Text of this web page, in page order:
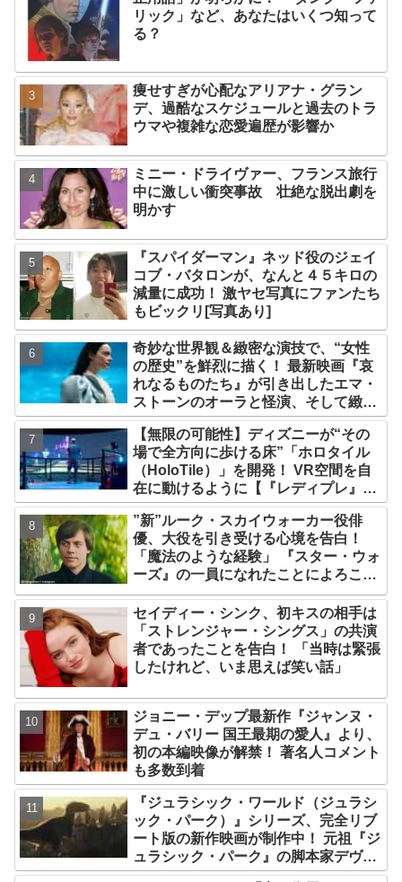
リック」など、あなたはいくつ知って
る？
痩せすぎが心配なアリアナ・グラン
デ、過酷なスケジュールと過去のトラ
ウマや複雑な恋愛遍歴が影響か
ミニー・ドライヴァー、フランス旅行
中に激しい衝突事故 壮絶な脱出劇を
明かす
『スパイダーマン』ネッド役のジェイ
コブ・バタロンが、なんと４５キロの
減量に成功！ 激ヤセ写真にファンたち
もビックリ[写真あり]
奇妙な世界観＆緻密な演技で、“女性
の歴史”を鮮烈に描く！ 最新映画『哀
れなるものたち』が引き出したエマ・
ストーンのオーラと怪演、そして緻密
すぎる演技力！ これは女性の“自由意
志”の物語［レビュー＆解説］
【無限の可能性】ディズニーが“その
場で全方向に歩ける床”「ホロタイル
（HoloTile）」を開発！ VR空間を自
在に動けるように【『レディプレ』実
現への大きな一歩？】
”新”ルーク・スカイウォーカー役俳
優、大役を引き受ける心境を告白！
「魔法のような経験」 『スター・ウォ
ーズ』の一員になれたことによろこび
爆発
セイディー・シンク、初キスの相手は
「ストレンジャー・シングス」の共演
者であったことを告白！ 「当時は緊張
したけれど、いま思えば笑い話」
ジョニー・デップ最新作『ジャンヌ・
デュ・バリー 国王最期の愛人』より、
初の本編映像が解禁！ 著名人コメント
も多数到着
『ジュラシック・ワールド（ジュラシ
ック・パーク）』シリーズ、完全リブ
ート版の新作映画が制作中！ 元祖『ジ
ュラシック・パーク』の脚本家デヴィ
ッド・コープが関与